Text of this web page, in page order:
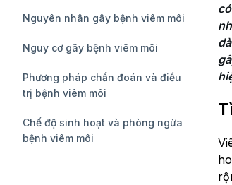
Nguyên nhân gây bệnh viêm môi
Nguy cơ gây bệnh viêm môi
Phương pháp chẩn đoán và điều
trị bệnh viêm môi
Chế độ sinh hoạt và phòng ngừa
bệnh viêm môi